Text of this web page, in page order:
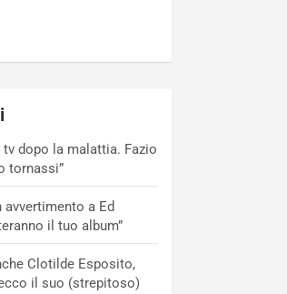
dopo la malattia. Fazio
tornassi”
avvertimento a Ed
il tuo album”
Clotilde Esposito,
il suo (strepitoso)